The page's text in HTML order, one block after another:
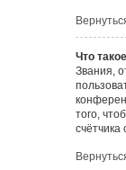
Что
Звания,
того,